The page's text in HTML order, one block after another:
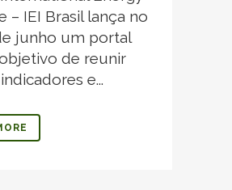
– IEI Brasil lança no
junho um portal
de reunir
e...